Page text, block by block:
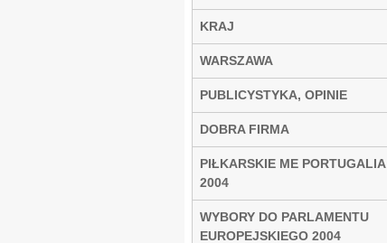
KRAJ
WARSZAWA
PUBLICYSTYKA, OPINIE
DOBRA FIRMA
PIŁKARSKIE ME PORTUGALIA
2004
WYBORY DO PARLAMENTU
EUROPEJSKIEGO 2004